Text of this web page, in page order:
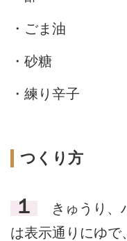
・ごま油
・砂糖
・練り辛子
つくり方
１
きゅうり、
は表示通りにゆで